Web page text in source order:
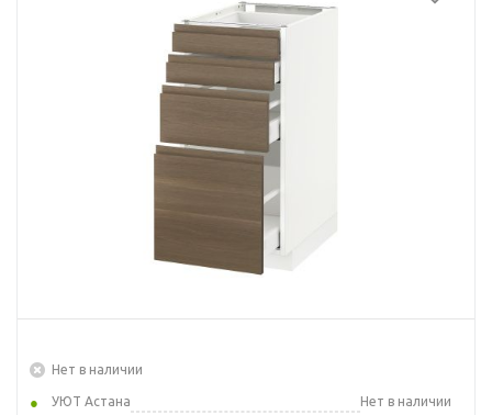
Нет в наличии
УЮТ Астана
Нет в наличии